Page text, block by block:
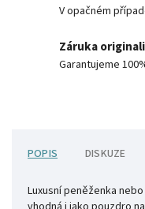
V opačném
Záruka
Garantujeme
POPIS DISKUZE
Luxusní peněženka